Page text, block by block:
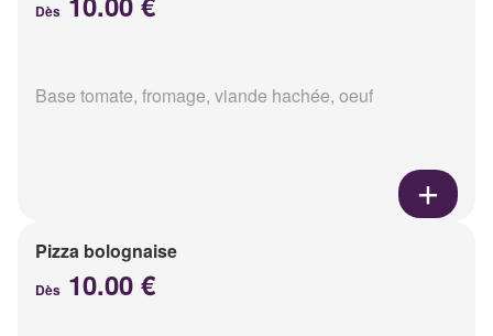
Dès
Base tomate, fromage, viande hachée, oeuf
Pizza bolognaise
Dès 10.00 €